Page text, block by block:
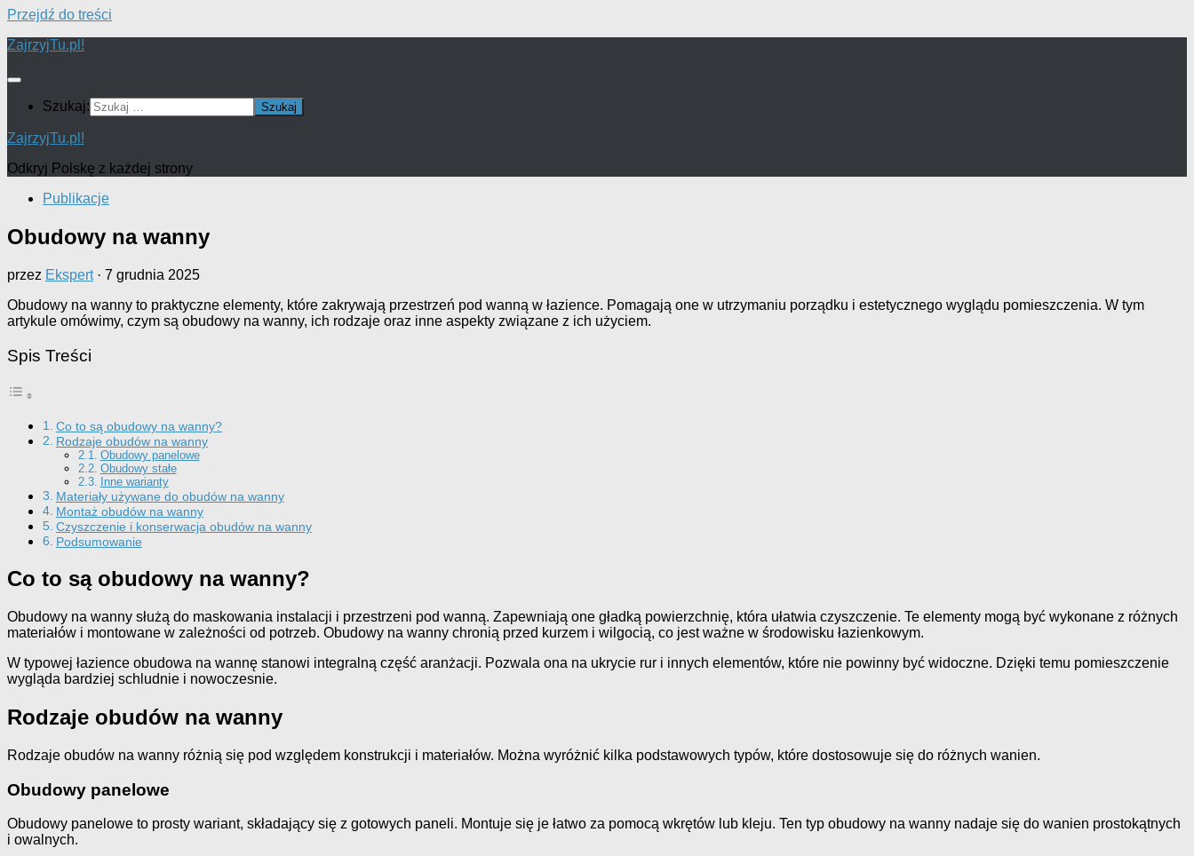
Przejdź do treści
ZajrzyjTu.pl!
Szukaj:
ZajrzyjTu.pl!
Odkryj Polskę z każdej strony
Publikacje
Obudowy na wanny
przez Ekspert· 7 grudnia 2025
Obudowy na wanny to praktyczne elementy, które zakrywają przestrzeń pod wanną w łazience. Pomagają one w utrzymaniu porządku i estetycznego wyglądu pomieszczenia. W tym
artykule omówimy, czym są obudowy na wanny, ich rodzaje oraz inne aspekty związane z ich użyciem.
Spis Treści
Co to są obudowy na wanny?
Rodzaje obudów na wanny
Obudowy panelowe
Obudowy stałe
Inne warianty
Materiały używane do obudów na wanny
Montaż obudów na wanny
Czyszczenie i konserwacja obudów na wanny
Podsumowanie
Co to są obudowy na wanny?
Obudowy na wanny służą do maskowania instalacji i przestrzeni pod wanną. Zapewniają one gładką powierzchnię, która ułatwia czyszczenie. Te elementy mogą być wykonane z różnych
materiałów i montowane w zależności od potrzeb. Obudowy na wanny chronią przed kurzem i wilgocią, co jest ważne w środowisku łazienkowym.
W typowej łazience obudowa na wannę stanowi integralną część aranżacji. Pozwala ona na ukrycie rur i innych elementów, które nie powinny być widoczne. Dzięki temu pomieszczenie
wygląda bardziej schludnie i nowoczesnie.
Rodzaje obudów na wanny
Rodzaje obudów na wanny różnią się pod względem konstrukcji i materiałów. Można wyróżnić kilka podstawowych typów, które dostosowuje się do różnych wanien.
Obudowy panelowe
Obudowy panelowe to prosty wariant, składający się z gotowych paneli. Montuje się je łatwo za pomocą wkrętów lub kleju. Ten typ obudowy na wanny nadaje się do wanien prostokątnych
i owalnych.